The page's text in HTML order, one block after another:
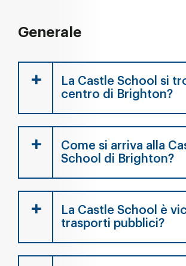
Generale
La Castle School si
centro di Brighton?
Come si arriva alla
School di Brighton?
La Castle School è
trasporti pubblici?